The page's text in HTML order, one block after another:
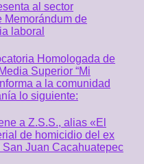
al sector
Memorándum de
laboral
Homologada de
Superior “Mi
a la comunidad
lo siguiente:
a Z.S.S., alias «El
de homicidio del ex
Juan Cacahuatepec